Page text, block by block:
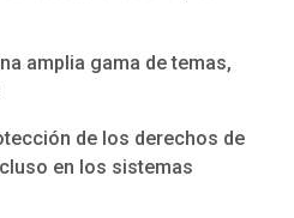
amplia gama de temas,
de los derechos de
en los sistemas